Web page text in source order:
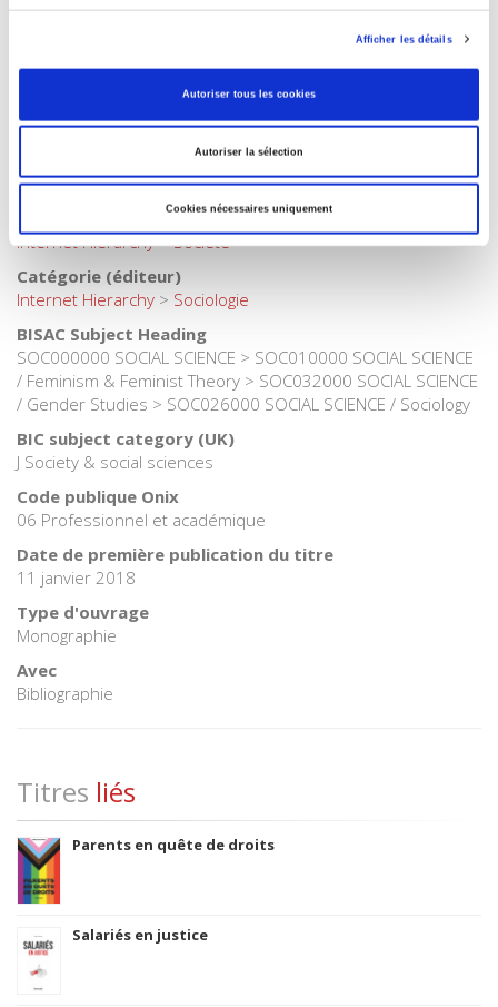
Afficher les détails
Autoriser tous les cookies
Autoriser la sélection
Cookies nécessaires uniquement
Internet Hierarchy>Domaine histoire>Syndicats
Internet Hierarchy>Genre
Internet Hierarchy>Histoire
Internet Hierarchy>Politique
Catégorie (éditeur)
Internet Hierarchy>Société
Catégorie (éditeur)
Internet Hierarchy > Sociologie
BISAC Subject Heading
SOC000000 SOCIAL SCIENCE > SOC010000 SOCIAL SCIENCE
/ Feminism & Feminist Theory > SOC032000 SOCIAL SCIENCE
/ Gender Studies > SOC026000 SOCIAL SCIENCE / Sociology
BIC subject category (UK)
J Society & social sciences
Code publique Onix
06 Professionnel et académique
Date de première publication du titre
11 janvier 2018
Type d'ouvrage
Monographie
Avec
Bibliographie
Titres liés
Parents en quête de droits
Salariés en justice